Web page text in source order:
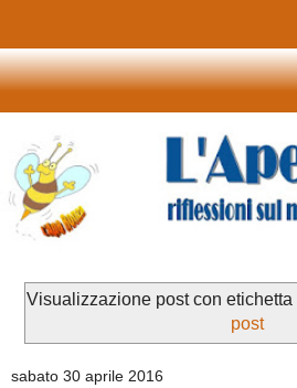
Visualizzazione post con etichetta
post
sabato 30 aprile 2016